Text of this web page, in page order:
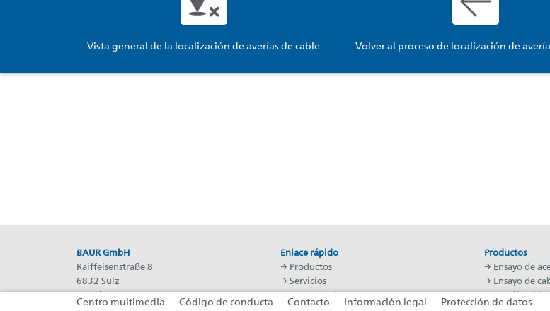
Vista general de la localización de averías de cable Volver al proceso de localización de
BAUR GmbH
Raiffeisenstraße 8
6832 Sulz
Enlace rápido
→ Productos
→ Servicios
Productos
→ Ensayo de
→ Ensayo de
→ Localización
Centro multimedia Código de conducta Contacto Información legal Protección de datos